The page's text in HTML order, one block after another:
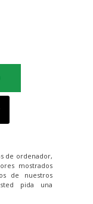
de ordenador,
mostrados
de nuestros
pida una